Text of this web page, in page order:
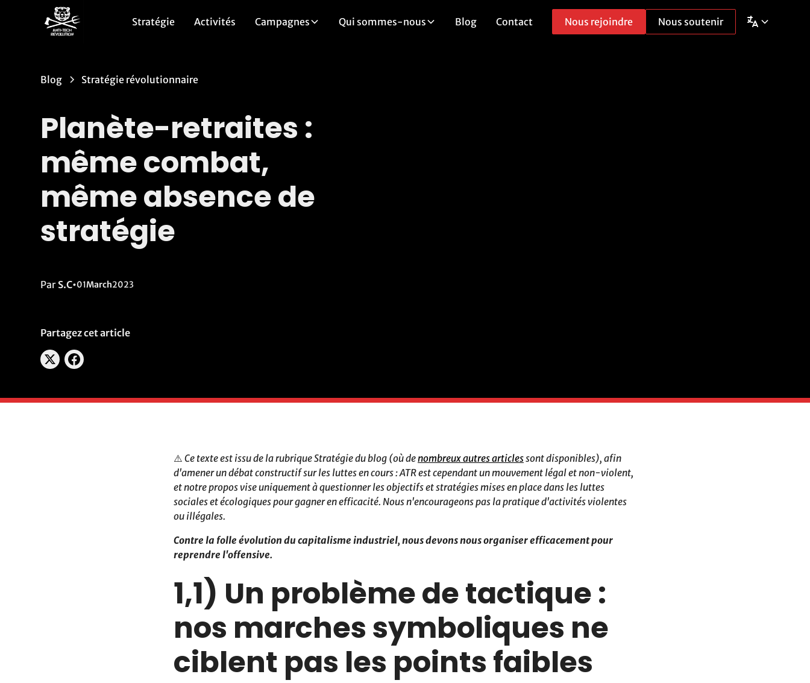
Stratégie Activités Campagnes Qui sommes-nous Blog Contact Nous rejoindre Nous soutenir
Blog Stratégie révolutionnaire
Planète-retraites :
même combat,
même absence de
stratégie
Par S.C•01March2023
Partagez cet article
⚠️ Ce texte est issu de la rubrique Stratégie du blog (où denombreux autres articlessont disponibles), afin
d'amener un débat constructif sur les luttes en cours : ATR est cependant un mouvement légal et non-violent,
et notre propos vise uniquement à questionner les objectifs et stratégies mises en place dans les luttes
sociales et écologiques pour gagner en efficacité. Nous n'encourageons pas la pratique d'activités violentes
ou illégales.
Contre la folle évolution du capitalisme industriel, nous devons nous organiser efficacement pour
reprendre l'offensive.
1,1) Un problème de tactique :
nos marches symboliques ne
ciblent pas les points faibles